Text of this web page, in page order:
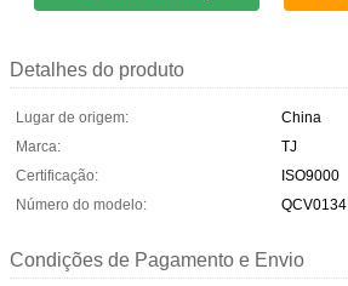
Detalhes do produto
Lugar de origem:
China
Marca:
TJ
Certificação:
ISO9000
Número do modelo:
QCV0134
Condições de Pagamento e Envio